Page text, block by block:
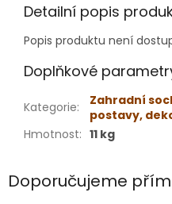
Detailní popis
Popis produktu není
Doplňkové
Kategorie:
Zahradní
postavy,
Hmotnost: 11 kg
Doporučujeme